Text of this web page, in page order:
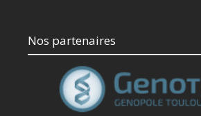
Nos partenaires